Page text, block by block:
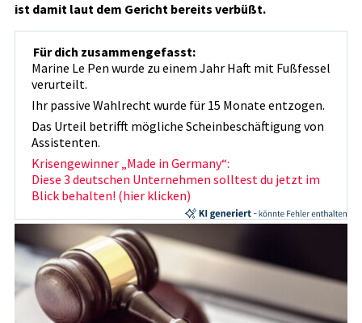
ist damit laut dem Gericht bereits verbüßt.
Für dich zusammengefasst:
Marine Le Pen wurde zu einem Jahr Haft mit Fußfessel
verurteilt.
Ihr passive Wahlrecht wurde für 15 Monate entzogen.
Das Urteil betrifft mögliche Scheinbeschäftigung von
Assistenten.
Krisengewinner „Made in Germany“:
Diese 3 deutschen Unternehmen solltest du jetzt im
Blick behalten! (hier klicken)